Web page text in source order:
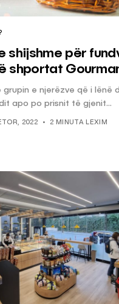
shijshme për
shportat
grupin e njerëzve që i lënë
apo po prisnit të gjenit...
2022 2 MINUTA LEXIM